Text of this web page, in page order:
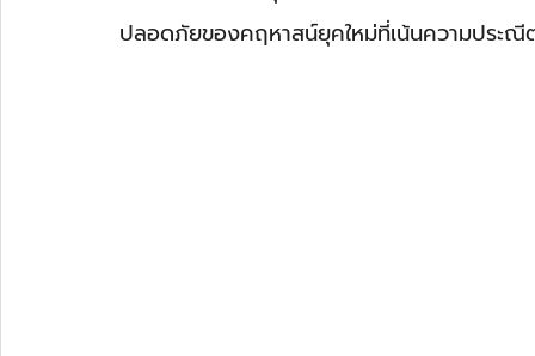
ปลอดภัยของคฤหาสน์ยุคใหม่ที่เน้นความประณี